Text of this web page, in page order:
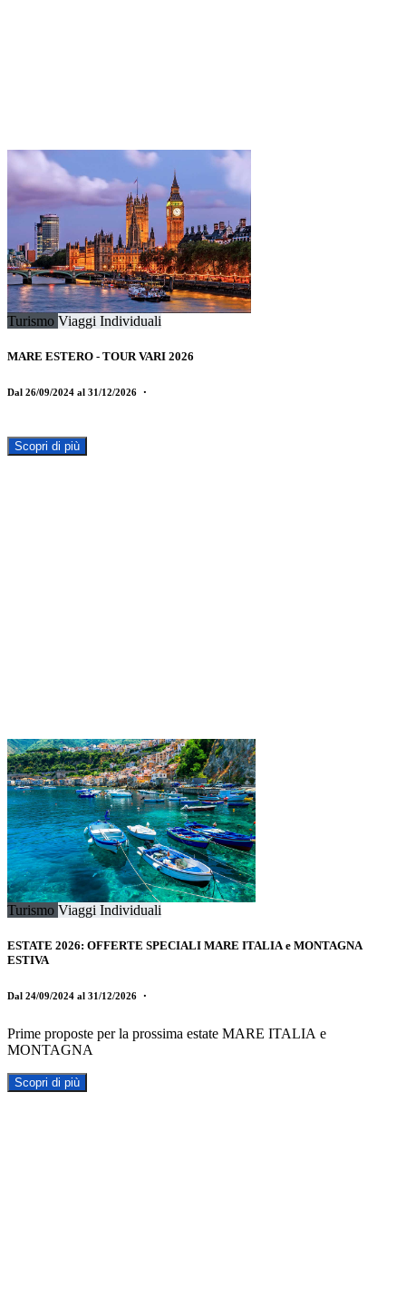
Turismo Viaggi Individuali
MARE ESTERO - TOUR VARI 2026
Dal 26/09/2024 al 31/12/2026 ・
Scopri di più
Turismo Viaggi Individuali
ESTATE 2026: OFFERTE SPECIALI MARE ITALIA e MONTAGNA
ESTIVA
Dal 24/09/2024 al 31/12/2026 ・
Prime proposte per la prossima estate MARE ITALIA e
MONTAGNA
Scopri di più